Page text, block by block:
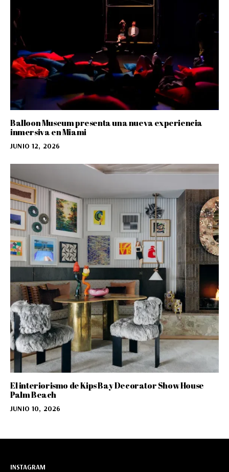
Balloon Museum presenta una nueva experiencia
inmersiva en Miami
JUNIO 12, 2026
El interiorismo de Kips Bay Decorator Show House
Palm Beach
JUNIO 10, 2026
INSTAGRAM